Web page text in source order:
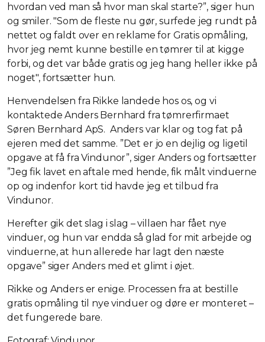
hvordan ved man så hvor man skal starte?”, siger hun
og smiler. "Som de fleste nu gør, surfede jeg rundt på
nettet og faldt over en reklame for Gratis opmåling,
hvor jeg nemt kunne bestille en tømrer til at kigge
forbi, og det var både gratis og jeg hang heller ikke på
noget", fortsætter hun.
Henvendelsen fra Rikke landede hos os, og vi
kontaktede Anders Bernhard fra tømrerfirmaet
Søren Bernhard ApS. Anders var klar og tog fat på
ejeren med det samme. ”Det er jo en dejlig og ligetil
opgave at få fra Vindunor”, siger Anders og fortsætter
”Jeg fik lavet en aftale med hende, fik målt vinduerne
op og indenfor kort tid havde jeg et tilbud fra
Vindunor.
Herefter gik det slag i slag – villaen har fået nye
vinduer, og hun var endda så glad for mit arbejde og
vinduerne, at hun allerede har lagt den næste
opgave” siger Anders med et glimt i øjet.
Rikke og Anders er enige. Processen fra at bestille
gratis opmåling til nye vinduer og døre er monteret –
det fungerede bare.